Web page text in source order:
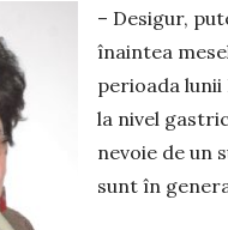
– Desigur,
înaintea
perioada lunii
la nivel
nevoie de un
sunt în